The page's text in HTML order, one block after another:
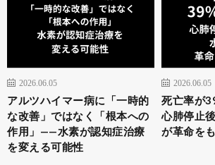
2026.06.05
アルツハイマー病に「一時的
な改善」ではなく「根本への
作用」——水素が認知症治療
を変える可能性
2026.06.05
死亡率が
心肺停止
が革命を